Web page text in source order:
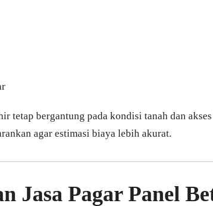
tetap bergantung pada kondisi tanah dan
agar estimasi biaya lebih akurat.
Jasa Pagar Panel